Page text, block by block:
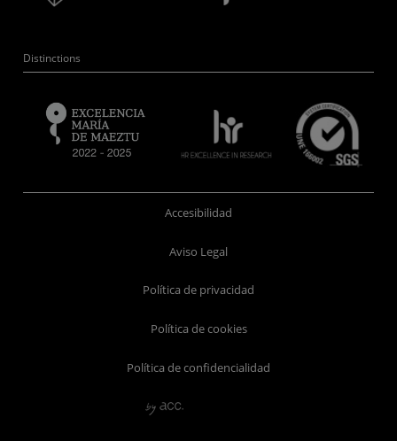
Distinctions
Accesibilidad
Aviso Legal
Política de privacidad
Política de cookies
Política de confidencialidad